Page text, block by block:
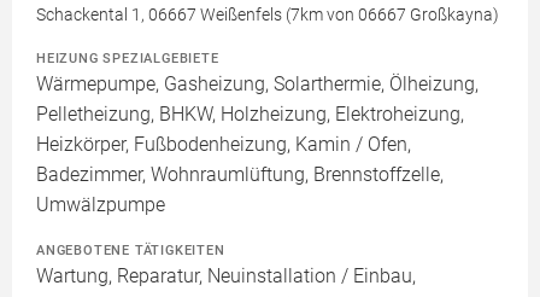
Schackental 1, 06667 Weißenfels (7km von 06667 Großkayna)
HEIZUNG SPEZIALGEBIETE
Wärmepumpe, Gasheizung, Solarthermie, Ölheizung,
Pelletheizung, BHKW, Holzheizung, Elektroheizung,
Heizkörper, Fußbodenheizung, Kamin / Ofen,
Badezimmer, Wohnraumlüftung, Brennstoffzelle,
Umwälzpumpe
ANGEBOTENE TÄTIGKEITEN
Wartung, Reparatur, Neuinstallation / Einbau,